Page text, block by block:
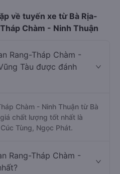
về tuyến xe từ Bà Rịa-
Chàm - Ninh Thuận
Rang-Tháp Chàm -
Tàu được đánh
Chàm - Ninh Thuận từ Bà
chất lượng tốt nhất là
Tùng, Ngọc Phát.
Rang-Tháp Chàm -